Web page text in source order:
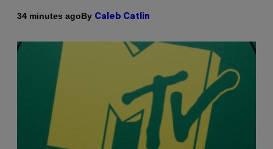
34 minutes agoBy Caleb Catlin